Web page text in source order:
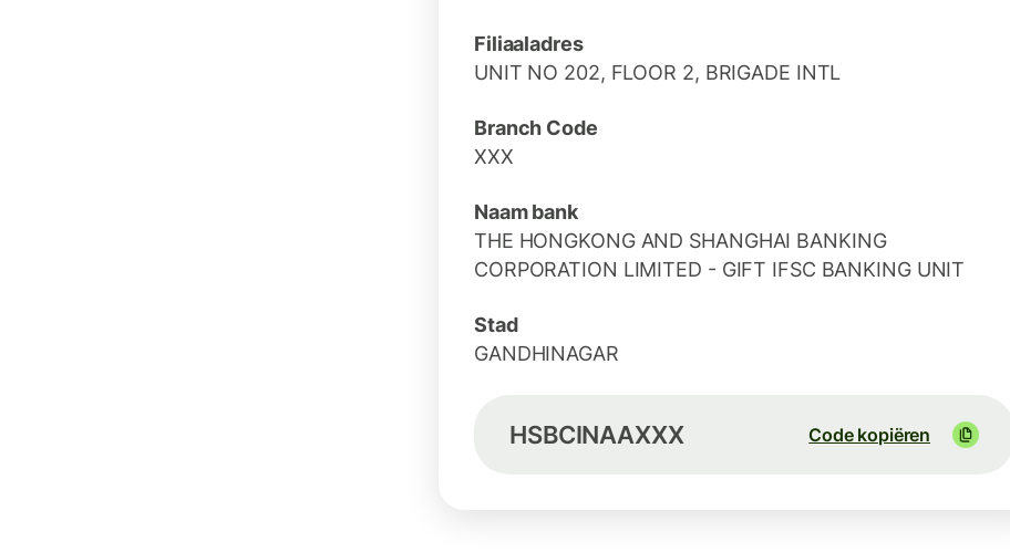
Filiaaladres
UNIT NO 202, FLOOR 2, BRIGADE INTL
Branch Code
XXX
Naam bank
THE HONGKONG AND SHANGHAI BANKING
CORPORATION LIMITED - GIFT IFSC BANKING UNIT
Stad
GANDHINAGAR
HSBCINAAXXX Code kopiëren